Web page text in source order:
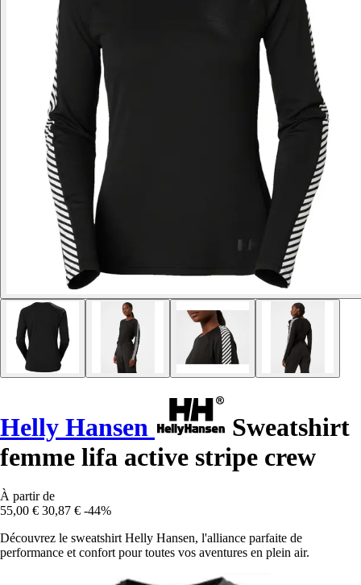
Helly Hansen
Sweatshirt
femme lifa active stripe crew
À partir de
55,00 € 30,87 € -44%
Découvrez le sweatshirt Helly Hansen, l'alliance parfaite de
performance et confort pour toutes vos aventures en plein air.